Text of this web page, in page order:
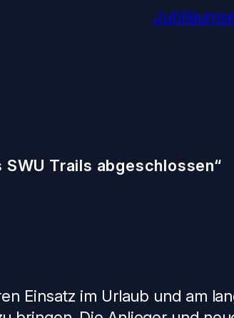
Trails abgeschlossen“
Einsatz im Urlaub und am